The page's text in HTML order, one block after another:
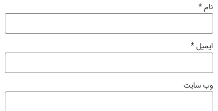
نام*
ایمیل*
وب‌ سایت